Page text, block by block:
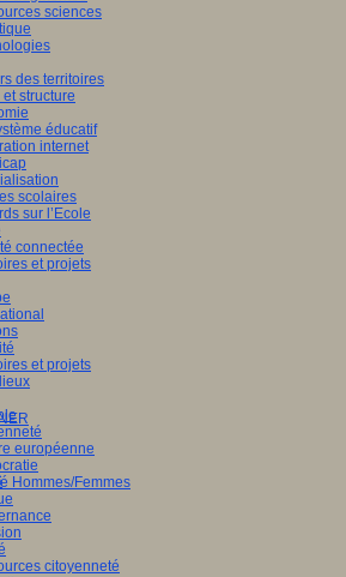
sciences
des territoires
et structure
éducatif
internet
scolaires
sur l’Ecole
connectée
et projets
et projets
européenne
Hommes/Femmes
citoyenneté